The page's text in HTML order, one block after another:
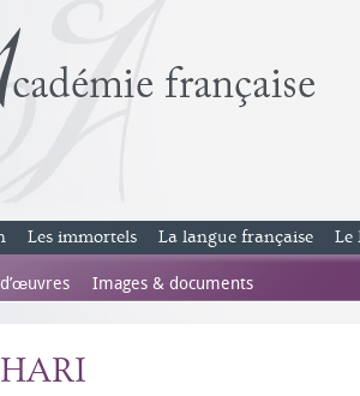
Les immortels La langue française Le
Images & documents